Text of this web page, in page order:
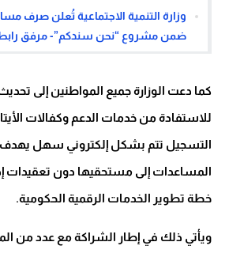
ضمن مشروع “نحن سندكم”- مرفق
كما دعت الوزارة جميع المواطنين إلى
للاستفادة من خدمات الدعم وكفالات
التسجيل تتم بشكل إلكتروني سهل
المساعدات إلى مستحقيها دون تعقيدات
خطة تطوير الخدمات الرقمية الحكومية.
ويأتي ذلك في إطار الشراكة مع عدد من